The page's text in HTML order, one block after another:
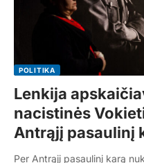
POLITIKA
Lenkija
nacistinės
Antrąjį pasaulinį
Per Antrąjį pasaulinį karą